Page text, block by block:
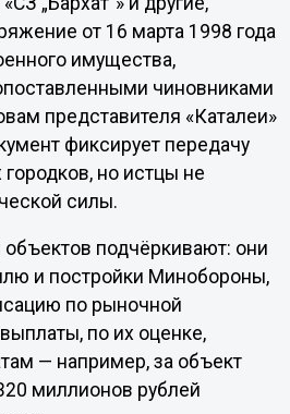
от 16 марта 1998 года
имущества,
чиновниками
представителя «Каталеи»
фиксирует передачу
но истцы не
силы.
подчёркивают: они
и постройки Минобороны,
по рыночной
по их оценке,
— например, за объект
миллионов рублей